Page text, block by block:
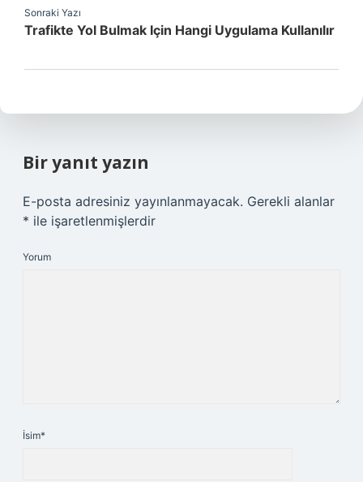
Sonraki Yazı
Trafikte Yol Bulmak Için Hangi Uygulama Kullanılır
Bir yanıt yazın
E-posta adresiniz yayınlanmayacak. Gerekli alanlar
* ile işaretlenmişlerdir
Yorum
İsim*